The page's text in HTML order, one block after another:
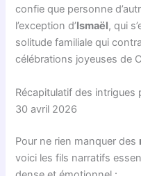
confie que personne
l’exception d’Ismaël, qui
solitude familiale qui
célébrations joyeuses de
Récapitulatif des intrigues
30 avril 2026
Pour ne rien manquer des
voici les fils narratifs